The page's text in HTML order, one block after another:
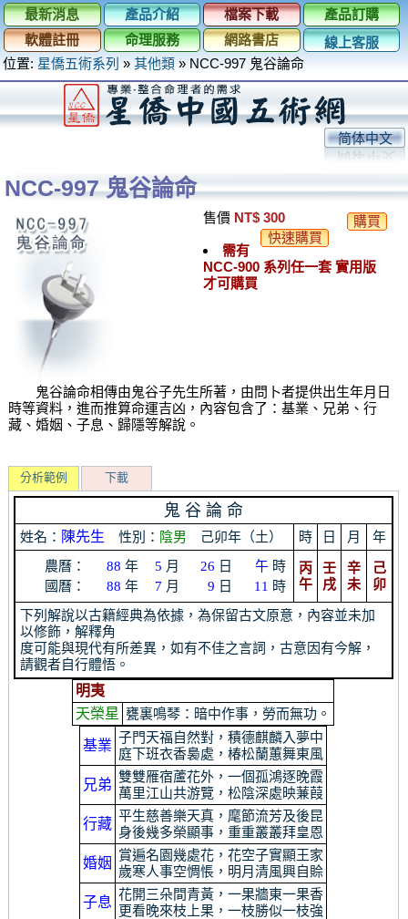
最新消息 產品介紹 檔案下載
產品訂購
軟體註冊
命理服務 網路書店
線上客服
位置: 星僑五術系列 » 其他類 » NCC-997 鬼谷論命
简体中文
NCC-997 鬼谷論命
售價 NT$ 300
購買
快速購買
需有
NCC-900 系列任一套 實用版
才可購買
鬼谷論命相傳由鬼谷子先生所著，由問卜者提供出生年月日
時等資料，進而推算命運吉凶，內容包含了：基業、兄弟、行
藏、婚姻、子息、歸隱等解說。
分析範例 下載
鬼 谷 論 命
姓名： 陳先生 性別： 陰男 己卯年（土） 時 日 月
年
農曆：
88 年 5 月 26 日 午時
國曆：
88 年 7 月 9 日 11 時
丙
午
壬
戌
辛
未
己
卯
下列解說以古籍經典為依據，為保留古文原意，內容並未加
以修飾，解釋角
度可能與現代有所差異，如有不佳之言詞，古意因有今解，
請觀者自行體悟。
明夷
天榮星 甕裏鳴琴：暗中作事，勞而無功。
基業
子門天福自然對，積德麒麟入夢中
庭下班衣香裊處，椿松蘭蕙舞東風
兄弟
雙雙雁宿蘆花外，一個孤鴻逐晚霞
萬里江山共游覽，松陰深處映蒹葭
行藏
平生慈善樂天真，麾節流芳及後昆
身後幾多榮顯事，重重叢叢拜皇恩
婚姻
賞遍名園幾處花，花空子實顯王家
歲寒人事空惆悵，明月清風興自賒
子息
花開三朵間青黃，一果牆東一果香
更看晚來枝上果，一枝勝似一枝強